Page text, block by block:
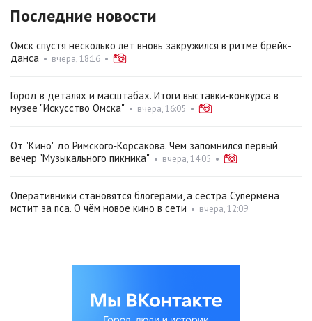
Последние новости
Омск спустя несколько лет вновь закружился в ритме брейк-
данса • вчера, 18:16 •
Город в деталях и масштабах. Итоги выставки‑конкурса в
музее "Искусство Омска" • вчера, 16:05 •
От "Кино" до Римского‑Корсакова. Чем запомнился первый
вечер "Музыкального пикника" • вчера, 14:05 •
Оперативники становятся блогерами, а сестра Супермена
мстит за пса. О чём новое кино в сети • вчера, 12:09